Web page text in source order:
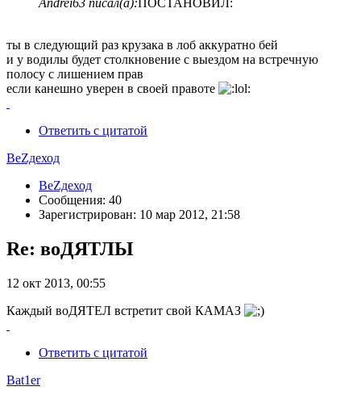
ты в следующий раз крузака в лоб аккуратно бей
и у водилы будет столкновение с выездом на встречную
полосу с лишением прав
если канешно уверен в своей правоте
Ответить с цитатой
ВеZдеход
ВеZдеход
Сообщения: 40
Зарегистрирован: 10 мар 2012, 21:58
Re: воДЯТЛЫ
12 окт 2013, 00:55
Каждый воДЯТЕЛ встретит свой КАМАЗ
Ответить с цитатой
Bat1er